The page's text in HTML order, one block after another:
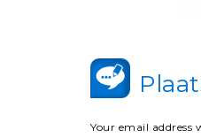
Your email address